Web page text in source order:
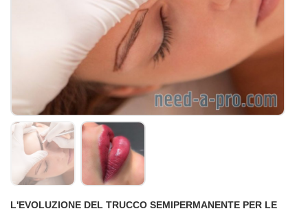
L'EVOLUZIONE DEL TRUCCO SEMIPERMANENTE PER LE